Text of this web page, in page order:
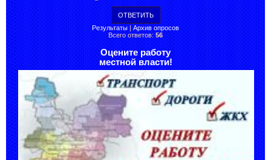
Результаты | Архив опросов
Всего ответов: 56
Оцените работу
местной власти!